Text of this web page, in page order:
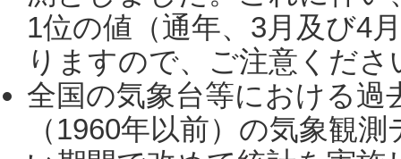
1位の値（通年、3月及び4
りますので、ご注意くだ
全国の気象台等における過
（1960年以前）の気象観